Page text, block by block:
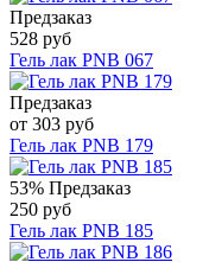
Предзаказ
528 руб
Гель лак PNB 067
Предзаказ
от 303 руб
Гель лак PNB 179
53% Предзаказ
250 руб
Гель лак PNB 185